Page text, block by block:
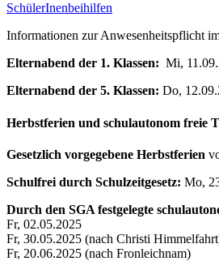
SchülerInenbeihilfen
Informationen zur Anwesenheitspflicht
Elternabend der 1. Klassen: Mi,
Elternabend der 5. Klassen: Do,
Herbstferien und schulautonom freie
Gesetzlich vorgegebene Herbstferien
Schulfrei durch Schulzeitgesetz: Mo,
Durch den SGA festgelegte
Fr, 02.05.2025
Fr, 30.05.2025 (nach Christi
Fr, 20.06.2025 (nach Fronleichnam)